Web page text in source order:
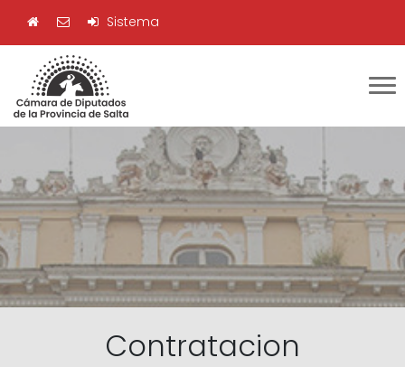
Sistema
Contratacion